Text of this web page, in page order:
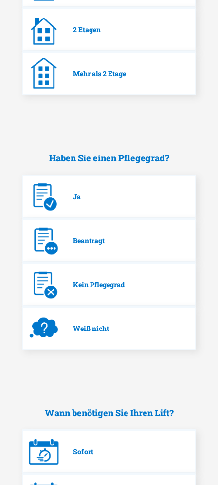
2 Etagen
Mehr als 2 Etage
Haben Sie einen Pflegegrad?
Ja
Beantragt
Kein Pflegegrad
Weiß nicht
Wann benötigen Sie Ihren Lift?
Sofort